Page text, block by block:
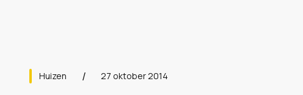
Huizen 27 oktober 2014